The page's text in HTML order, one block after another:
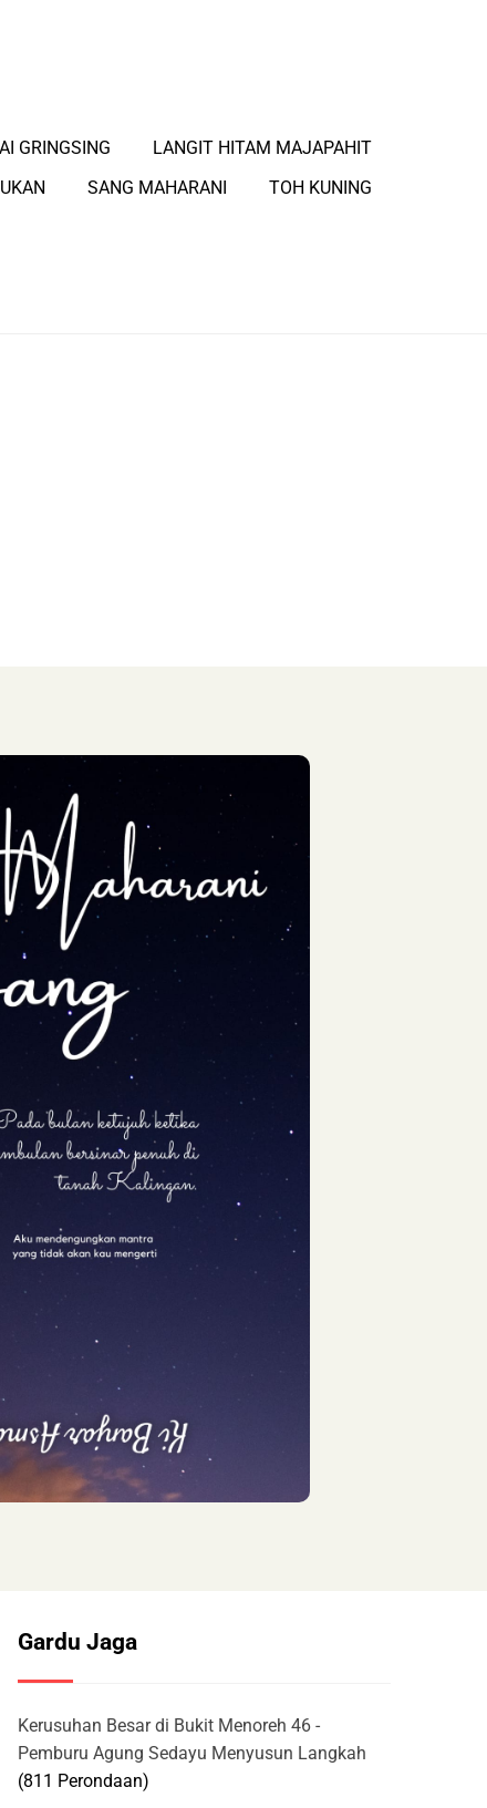
GRINGSING
LANGIT HITAM MAJAPAHIT
SANG MAHARANI TOH KUNING
Gardu Jaga
Kerusuhan Besar di Bukit Menoreh 46 -
Pemburu Agung Sedayu Menyusun Langkah
(811 Perondaan)